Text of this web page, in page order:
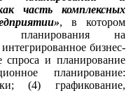
часть комплексных
, в котором
планирования на
бизнес-
спроса и планирование
планирование:
(4) графикование,